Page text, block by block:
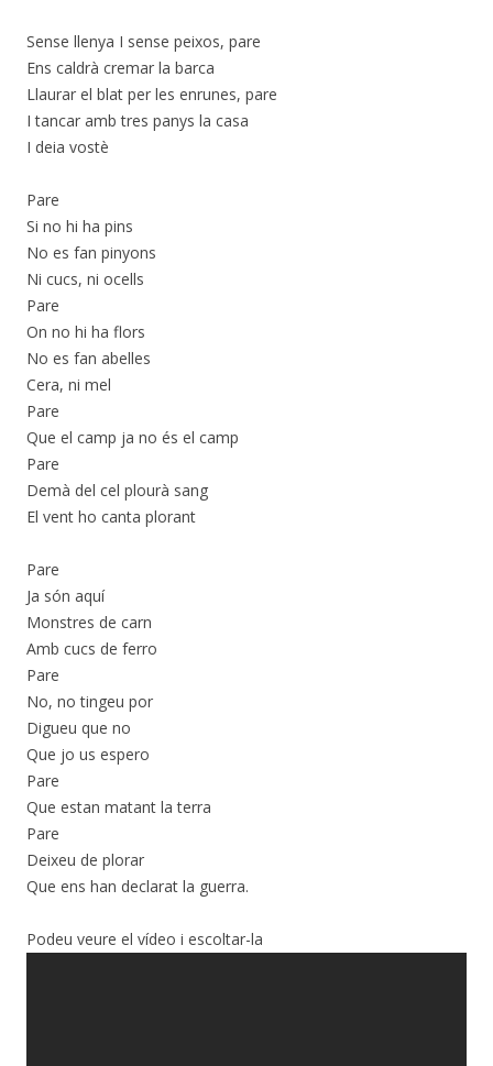
Sense llenya I sense peixos, pare
Ens caldrà cremar la barca
Llaurar el blat per les enrunes, pare
I tancar amb tres panys la casa
I deia vostè
Pare
Si no hi ha pins
No es fan pinyons
Ni cucs, ni ocells
Pare
On no hi ha flors
No es fan abelles
Cera, ni mel
Pare
Que el camp ja no és el camp
Pare
Demà del cel plourà sang
El vent ho canta plorant
Pare
Ja són aquí
Monstres de carn
Amb cucs de ferro
Pare
No, no tingeu por
Digueu que no
Que jo us espero
Pare
Que estan matant la terra
Pare
Deixeu de plorar
Que ens han declarat la guerra.
Podeu veure el vídeo i escoltar-la